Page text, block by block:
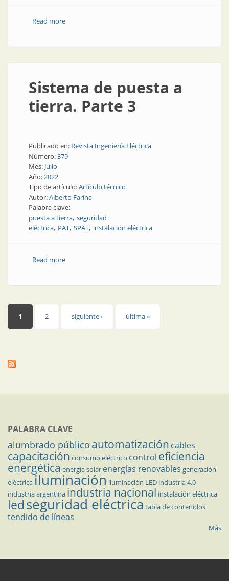
Read moreabout Aplicación artesanal e industrial con
Sistema de puesta a
tierra. Parte 3
Publicado en: Revista Ingeniería Eléctrica
Número:379
Mes: Julio
Año:2022
Tipo de artículo:Artículo técnico
Autor:Alberto Farina
Palabra clave:
puesta a tierra seguridad
eléctrica PAT SPAT instalación eléctrica
Read moreabout Sistema de puesta a tierra. Parte 3
Páginas
1 2 siguiente › última »
PALABRA CLAVE
alumbrado público automatización cables
capacitación consumo eléctrico control eficiencia
energética energía solar energías renovables generación
eléctricailuminación iluminación LED industria 4.0
industria argentina industria nacional instalación eléctrica
ledseguridad eléctrica tabla de contenidos
tendido de líneas
Más